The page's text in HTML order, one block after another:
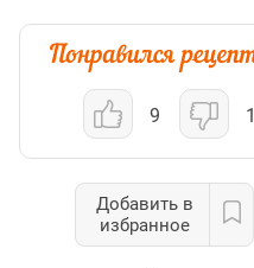
9 1
Добавить в
избранное